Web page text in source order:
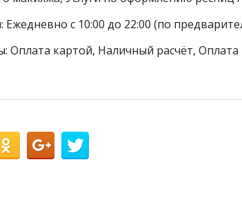
с 10:00 до 22:00 (по
Оплата картой, Наличный расчёт, Оплата